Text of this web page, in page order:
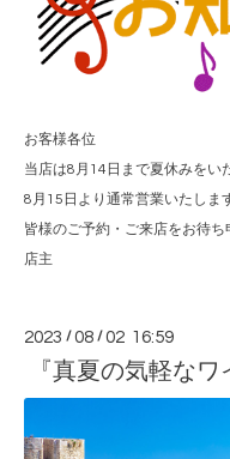
お客様各位
当店は8月14日まで夏休みをい
8月15日より通常営業いたしま
皆様のご予約・ご来店をお待ち
店主
2023 /08 /02 16:59
『真夏の気軽なワ